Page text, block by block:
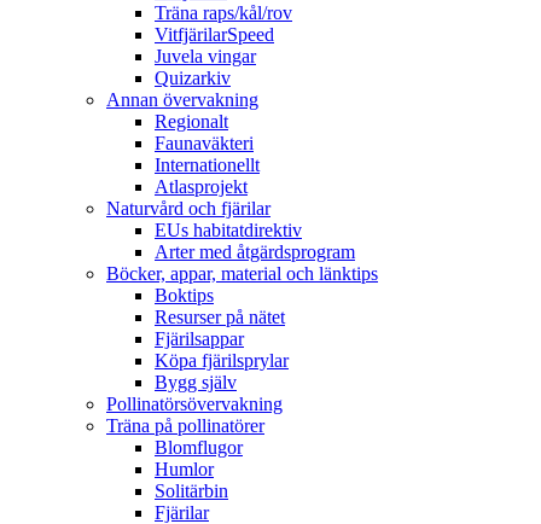
Träna raps/kål/rov
VitfjärilarSpeed
Juvela vingar
Quizarkiv
Annan övervakning
Regionalt
Faunaväkteri
Internationellt
Atlasprojekt
Naturvård och fjärilar
EUs habitatdirektiv
Arter med åtgärdsprogram
Böcker, appar, material och länktips
Boktips
Resurser på nätet
Fjärilsappar
Köpa fjärilsprylar
Bygg själv
Pollinatörsövervakning
Träna på pollinatörer
Blomflugor
Humlor
Solitärbin
Fjärilar